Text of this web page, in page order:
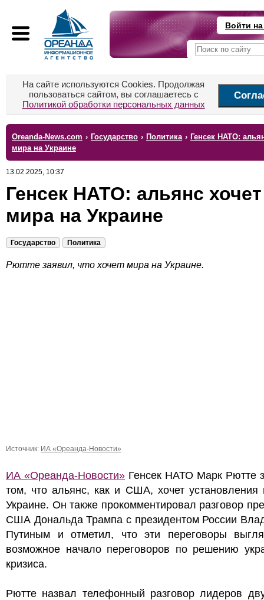
Войти
На сайте используются Cookies. Продолжая
пользоваться сайтом, вы соглашаетесь с
Политикой обработки персональных данных
Oreanda-News.com › Государство › Политика › Генсек НАТО:
мира на Украине
13.02.2025, 10:37
Генсек НАТО: альянс хочет
мира на Украине
Государство Политика
Рютте заявил, что хочет мира на Украине.
Источник: ИА «Ореанда-Новости»
ИА «Ореанда-Новости» Генсек НАТО Марк Рютте
том, что альянс, как и США, хочет установления
Украине. Он также прокомментировал разговор
США Дональда Трампа с президентом России
Путиным и отметил, что эти переговоры
возможное начало переговоров по решению
кризиса.
Рютте назвал телефонный разговор лидеров